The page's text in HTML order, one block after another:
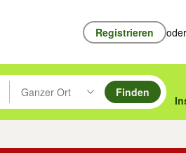
Registrieren oder
nach oben/unten durchsuchen und
Eingabetaste drücken um zu suchen,
Ganzer Ort
Suche im Umkreis des gewählten Orts
Finden